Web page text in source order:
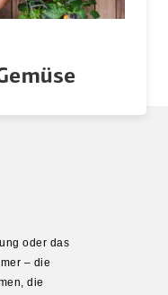
oder das
– die
die